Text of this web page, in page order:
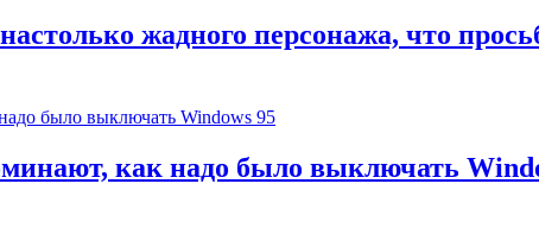
жадного персонажа, что
как надо было выключать